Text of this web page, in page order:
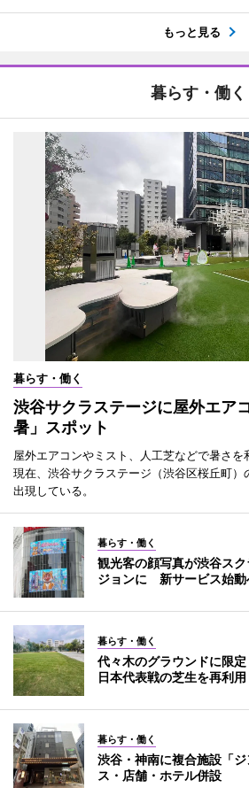
もっと見る
暮らす・働く
暮らす・働く
渋谷サクラステージに屋外エア
暑」スポット
屋外エアコンやミスト、人工芝などで暑さ
現在、渋谷サクラステージ（渋谷区桜丘町）
出現している。
暮らす・働く
観光客の顔写真が渋谷ス
ジョンに 新サービス始動
暮らす・働く
代々木のグラウンドに限
日本代表戦の芝生を再利用
暮らす・働く
渋谷・神南に複合施設「
ス・店舗・ホテル併設